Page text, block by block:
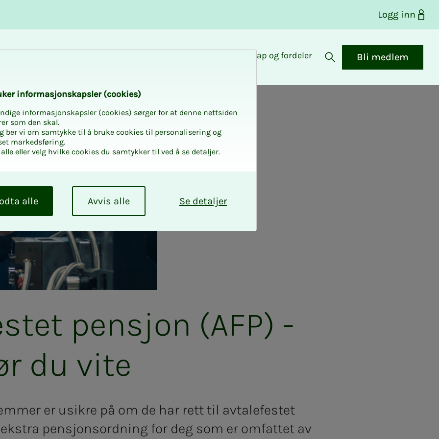
Logg inn
Medlemskap og fordeler
Åpne søk
Bli medlem
pen­­­sjon (AFP) -
du vite
er usikre på om de har rett til avtalefestet
ekstra pensjonsordning for deg som er omfattet av
in­­­for­­­ma­­­sjons­­­kaps­­­­­ler (cookies)
informasjonskapsler (cookies) sørger for at denne nettsiden
som den skal.
ber vi om samtykke til å bruke cookies til personalisering og
markedsføring.
eller velg hvilke cookies du samtykker til ved å se detaljer.
Se detaljer
Avvis alle
alle